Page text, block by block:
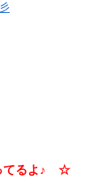
てるよ♪ ☆